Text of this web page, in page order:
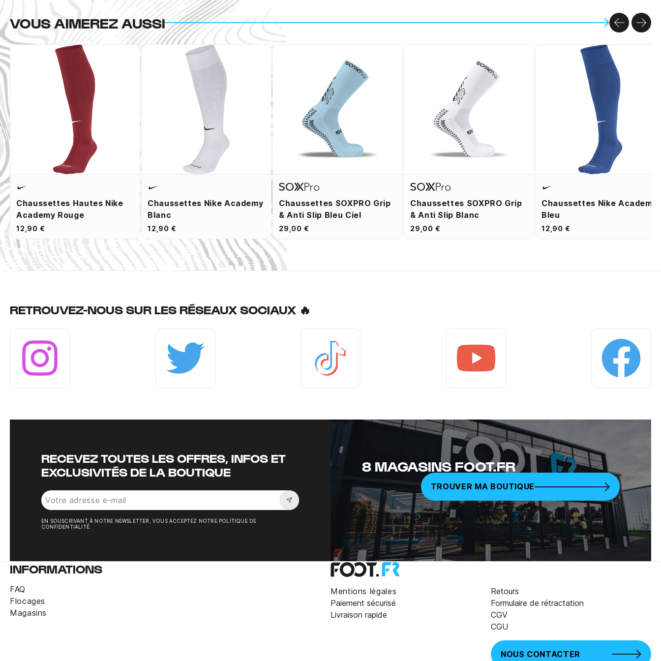
VOUS AIMEREZ AUSSI
Chaussettes Hautes Nike
Academy Rouge
12,90 €
Chaussettes Nike Academy
Blanc
12,90 €
Chaussettes SOXPRO Grip
& Anti Slip Bleu Ciel
29,00 €
Chaussettes SOXPRO Grip
& Anti Slip Blanc
29,00 €
Chaussettes Nike Academy
Bleu
12,90 €
RETROUVEZ-NOUS SUR LES RÉSEAUX SOCIAUX 🔥
RECEVEZ TOUTES LES OFFRES, INFOS ET
EXCLUSIVITÉS DE LA BOUTIQUE
Souscrire à la newsletter
EN SOUSCRIVANT À NOTRE NEWSLETTER, VOUS ACCEPTEZ NOTRE POLITIQUE DE
CONFIDENTIALITÉ.
8 MAGASINS FOOT.FR
TROUVER MA BOUTIQUE
INFORMATIONS
FAQ
Flocages
Magasins
Mentions légales
Paiement sécurisé
Livraison rapide
Retours
Formulaire de rétractation
CGV
CGU
NOUS CONTACTER